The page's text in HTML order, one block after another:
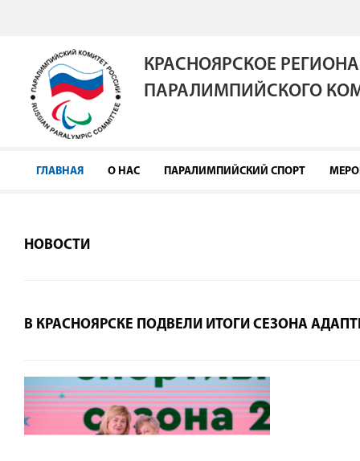
КРАСНОЯРСКОЕ
ПАРАЛИМПИЙСКОГО
ГЛАВНАЯ О НАС ПАРАЛИМПИЙСКИЙ СПОРТ
НОВОСТИ
В КРАСНОЯРСКЕ ПОДВЕЛИ ИТОГИ СЕЗОНА